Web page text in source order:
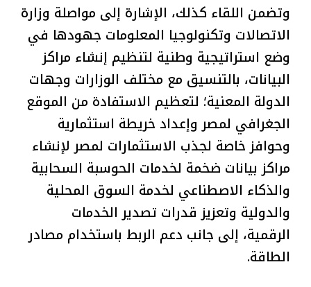
وتضمن اللقاء كذلك، الإشارة إلى مواصلة وزارة
الاتصالات وتكنولوجيا المعلومات جهودها في
وضع استراتيجية وطنية لتنظيم إنشاء مراكز
البيانات، بالتنسيق مع مختلف الوزارات وجهات
الدولة المعنية؛ لتعظيم الاستفادة من الموقع
الجغرافي لمصر وإعداد خريطة استثمارية
وحوافز خاصة لجذب الاستثمارات لمصر لإنشاء
مراكز بيانات ضخمة لخدمات الحوسبة السحابية
والذكاء الاصطناعي لخدمة السوق المحلية
والدولية وتعزيز قدرات تصدير الخدمات
الرقمية، إلى جانب دعم الربط باستخدام مصادر
الطاقة.